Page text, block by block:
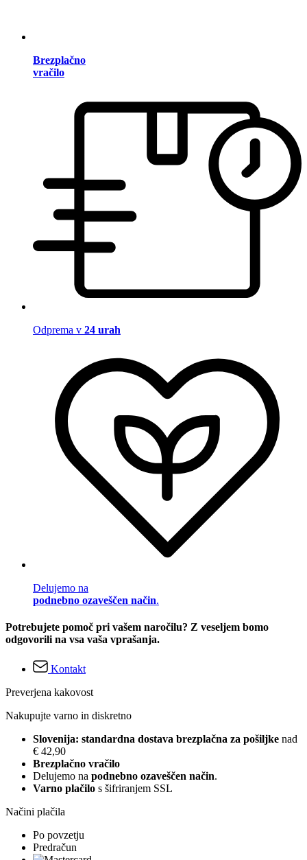
Brezplačno
vračilo
Odprema v 24 urah
Delujemo na
podnebno ozaveščen način.
Potrebujete pomoč pri vašem naročilu? Z veseljem bomo
odgovorili na vsa vaša vprašanja.
Kontakt
Preverjena kakovost
Nakupujte varno in diskretno
Slovenija: standardna dostava brezplačna za pošiljke nad
€ 42,90
Brezplačno vračilo
Delujemo na podnebno ozaveščen način.
Varno plačilo s šifriranjem SSL
Načini plačila
Po povzetju
Predračun